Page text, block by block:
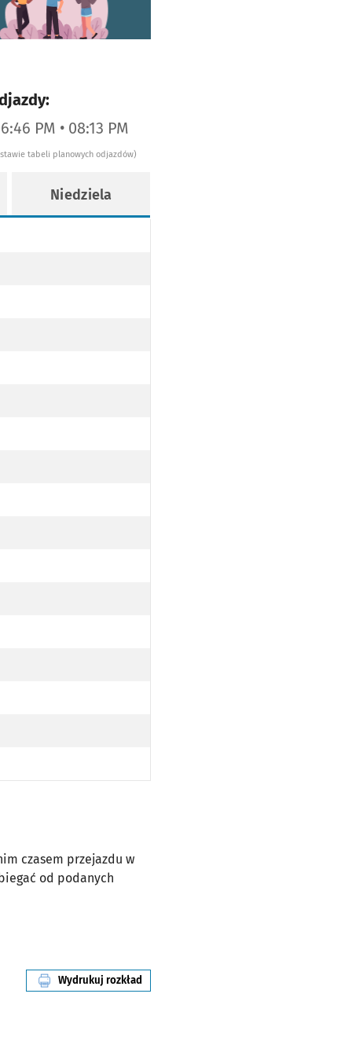
PM • 08:13 PM
tabeli planowych odjazdów)
Niedziela
czasem przejazdu w
od podanych
Wydrukuj rozkład
linii nr 903